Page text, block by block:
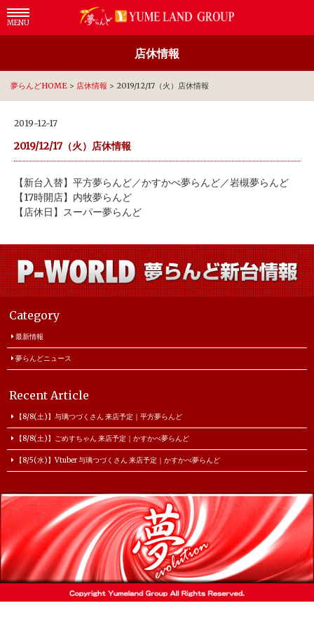
MENU
店休情報
夢らんどHOME > 店休情報 > 2019/12/17（火）店休情報
2019-12-17
2019/12/17（火）店休情報
【新台入替】平方夢らんど／かすかべ夢らんど／岩槻夢らんど
【17時開店】内牧夢らんど
【店休日】スーパー夢らんど
Category
最新情報
夢らんどニュース
Recent Article
【8/8(土)】与璃つづくさん 来店予定｜平方夢らんど
【8/8(土)】ごめすちゃん 来店予定｜かすかべ夢らんど
【8/5(水)】Vtuber 与璃つづくさん 来店予定｜かすかべ夢らんど